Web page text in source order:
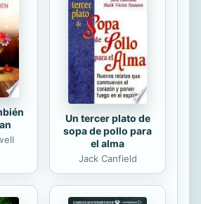
 los errores más frecuentes al
en papel y en soporte digital
símbolos, puntos
etc.), y  las
Un tercer plato de
sopa de pollo para
el alma
Jack Canfield